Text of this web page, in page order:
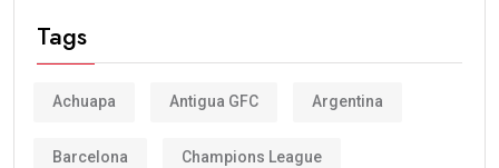
Tags
Achuapa Antigua GFC Argentina
Barcelona Champions League